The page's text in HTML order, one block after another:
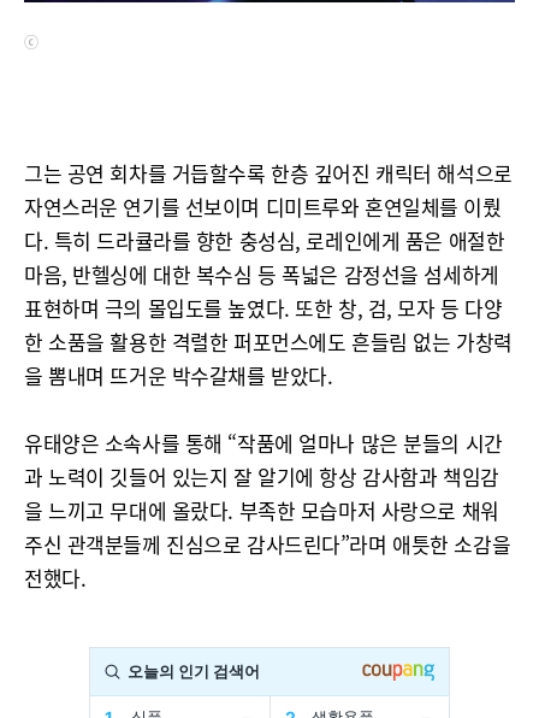
ⓒ
그는 공연 회차를 거듭할수록 한층 깊어진 캐릭터 해석으로
자연스러운 연기를 선보이며 디미트루와 혼연일체를 이뤘
다. 특히 드라큘라를 향한 충성심, 로레인에게 품은 애절한
마음, 반헬싱에 대한 복수심 등 폭넓은 감정선을 섬세하게
표현하며 극의 몰입도를 높였다. 또한 창, 검, 모자 등 다양
한 소품을 활용한 격렬한 퍼포먼스에도 흔들림 없는 가창력
을 뽐내며 뜨거운 박수갈채를 받았다.
유태양은 소속사를 통해 “작품에 얼마나 많은 분들의 시간
과 노력이 깃들어 있는지 잘 알기에 항상 감사함과 책임감
을 느끼고 무대에 올랐다. 부족한 모습마저 사랑으로 채워
주신 관객분들께 진심으로 감사드린다”라며 애틋한 소감을
전했다.